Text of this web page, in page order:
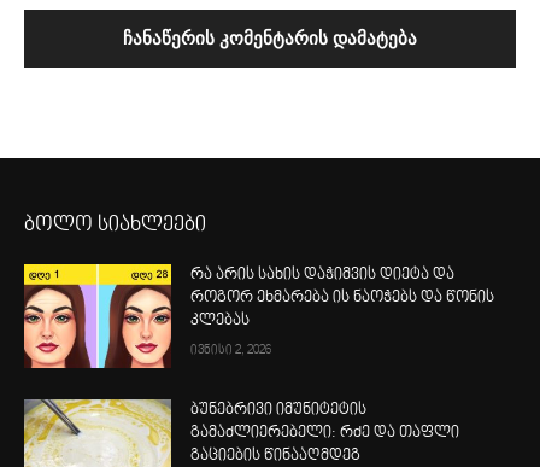
ბოლო სიახლეები
რა არის სახის დაჭიმვის დიეტა და
როგორ ეხმარება ის ნაოჭებს და წონის
კლებას
ივნისი 2, 2026
ბუნებრივი იმუნიტეტის
გამაძლიერებელი: რძე და თაფლი
გაციების წინააღმდეგ